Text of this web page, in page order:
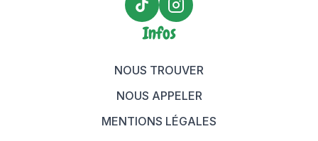
TikTok Maison Bagels
Instagram Maison Bagels
Infos
NOUS TROUVER
NOUS APPELER
MENTIONS LÉGALES